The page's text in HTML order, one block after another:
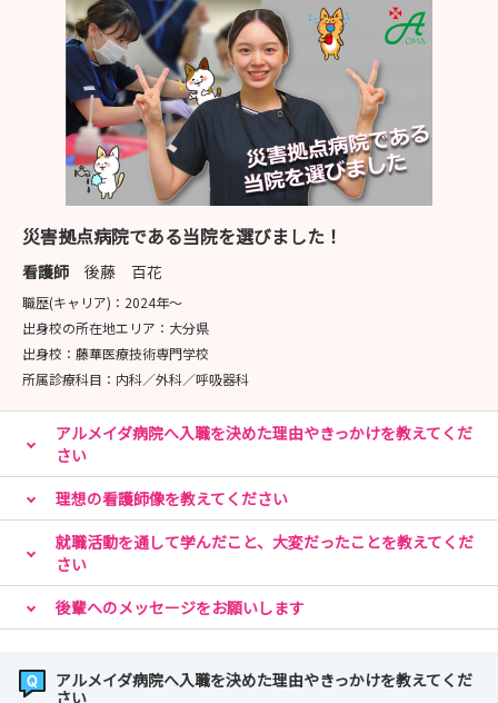
チーム全体で患者さんを支える文化が根付いています。
３ 働きやすさ重視の病院風土
新人さんには「言語化しづらい不安」まで丁寧に寄り添い
ます。
「厳しいだけの急性期」ではなく、
“安心して育つ急性期”を目指した環境づくりを進めていま
す。
≪病院見学会≫
8月13日（木）、17日（月）、26日（水）
9月8日（火）、28日（月）
10月5日（月）、8日（木）、16日（金）
11月11日（水）、20日（金）、26日（木）
※時間はすべて10時～12時になります。
当院看護部のホームページも是非ご覧ください。
あなたのご参加お待ちしています！
アルメイダ病院 看護部 教育企画室
高橋里江
870-1195 大分市大字宮崎1509-2
kyoikukikaku@almeida.oita.med.or.jp
災害拠点病院である当院を選びました！
看護師 後藤 百花
職歴(キャリア)： 2024年〜
出身校の所在地エリア： 大分県
出身校： 藤華医療技術専門学校
所属診療科目： 内科／外科／呼吸器科
アルメイダ病院へ入職を決めた理由やきっかけを教えてくだ
さい
理想の看護師像を教えてください
就職活動を通して学んだこと、大変だったことを教えてくだ
さい
後輩へのメッセージをお願いします
アルメイダ病院へ入職を決めた理由やきっかけを教えてくだ
さい